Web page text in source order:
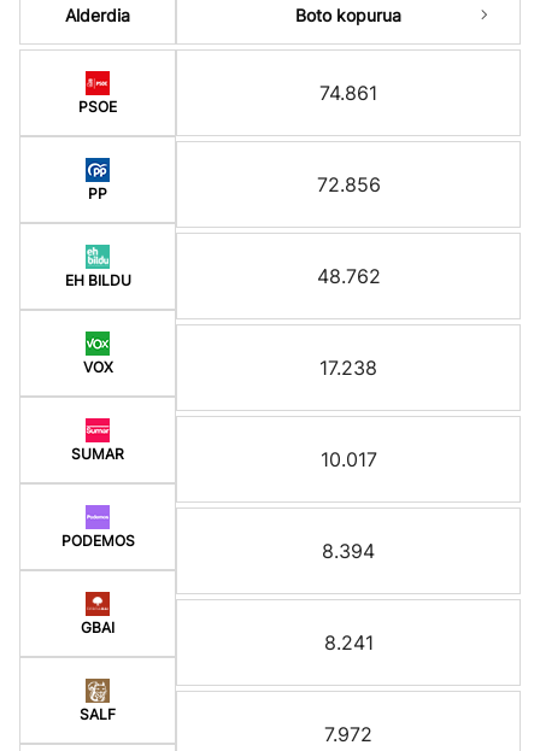
Alderdia
PSOE
PP
EH BILDU
VOX
SUMAR
PODEMOS
GBAI
SALF
Boto kopurua
74.861
72.856
48.762
17.238
10.017
8.394
8.241
7.972